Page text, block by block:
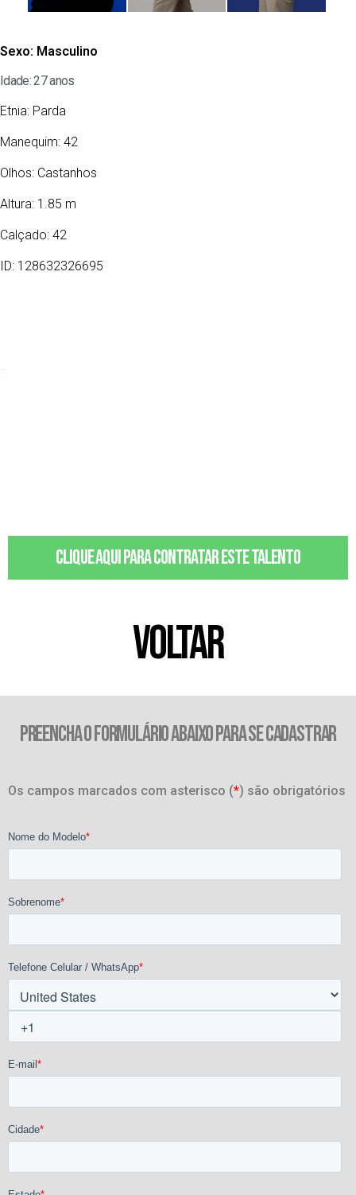
Sexo: Masculino
Idade: 27 anos
Etnia: Parda
Manequim: 42
Olhos: Castanhos
Altura: 1.85 m
Calçado: 42
ID: 128632326695
Clique aqui para contratar este talento
VOLTAR
PREENCHA O FORMULÁRIO ABAIXO PARA SE CADASTRAR
Os campos marcados com asterisco (*) são obrigatórios